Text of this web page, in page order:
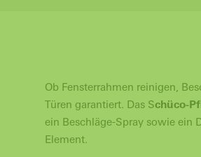
Ob Fensterrahmen reinigen,
Türen garantiert. Das Schüco-
ein Beschläge-Spray sowie ein
Element.